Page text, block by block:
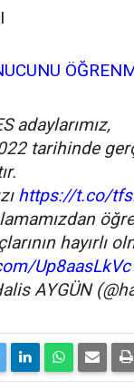
adaylarımız,
tarihinde
https://t.co/
hayırlı
Up8aasLkVc
AYGÜN